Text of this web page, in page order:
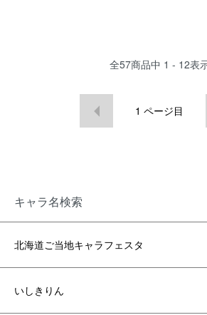
全57商品中 1 - 12表
1 ページ目
キャラ名検索
北海道ご当地キャラフェスタ
いしきりん